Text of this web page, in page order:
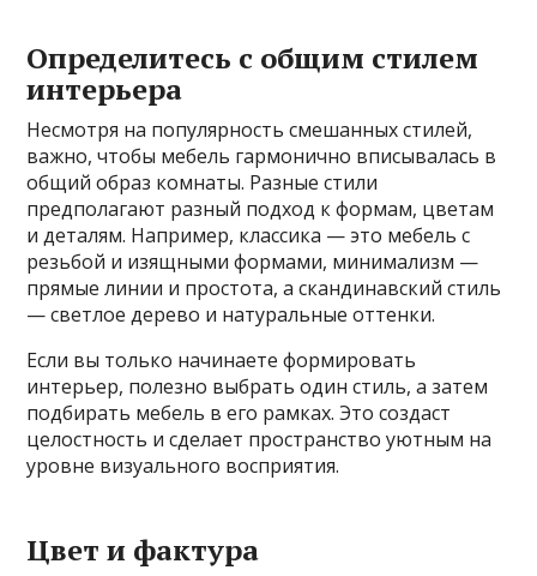
Определитесь с общим стилем
интерьера
Несмотря на популярность смешанных стилей,
важно, чтобы мебель гармонично вписывалась в
общий образ комнаты. Разные стили
предполагают разный подход к формам, цветам
и деталям. Например, классика — это мебель с
резьбой и изящными формами, минимализм —
прямые линии и простота, а скандинавский стиль
— светлое дерево и натуральные оттенки.
Если вы только начинаете формировать
интерьер, полезно выбрать один стиль, а затем
подбирать мебель в его рамках. Это создаст
целостность и сделает пространство уютным на
уровне визуального восприятия.
Цвет и фактура